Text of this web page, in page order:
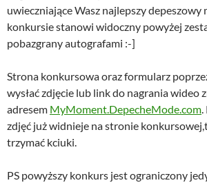
uwieczniające Wasz najlepszy
konkursie stanowi widoczny powyżej
pobazgrany autografami :-]
Strona konkursowa oraz formularz
wysłać zdjęcie lub link do nagrania wideo
adresem MyMoment.DepecheMode.com.
zdjęć już widnieje na stronie
trzymać kciuki.
PS powyższy konkurs jest ograniczony